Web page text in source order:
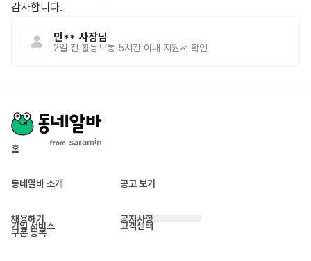
감사합니다.
민** 사장님
2일 전 활동보통 5시간 이내 지원서 확인
홈
동네알바 소개 공고 보기
채용하기
기업 서비스
쿠폰 등록
공지사항
고객센터